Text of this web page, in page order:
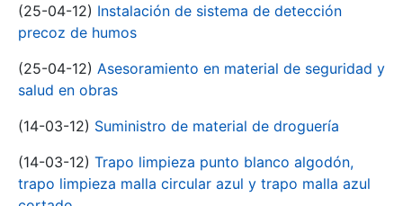
(25-04-12) Instalación de sistema de detección
precoz de humos
(25-04-12) Asesoramiento en material de seguridad y
salud en obras
(14-03-12) Suministro de material de droguería
(14-03-12) Trapo limpieza punto blanco algodón,
trapo limpieza malla circular azul y trapo malla azul